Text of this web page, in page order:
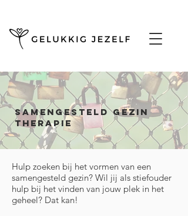
Samengesteld gezin
therapie
Hulp zoeken bij het vormen van een
samengesteld gezin? Wil jij als stiefouder
hulp bij het vinden van jouw plek in het
geheel? Dat kan!